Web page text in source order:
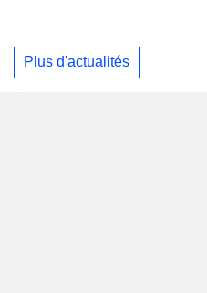
Plus d'actualités